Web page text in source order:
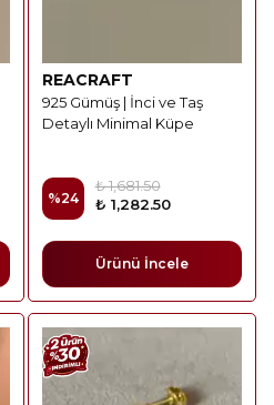
REACRAFT
925 Gümüş | İnci ve Taş
Detaylı Minimal Küpe
%24
₺ 1,681.50
₺ 1,282.50
Ürünü İncele